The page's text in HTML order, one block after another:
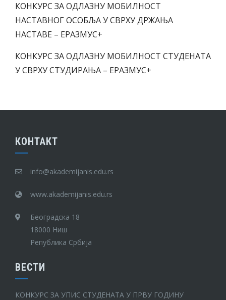
КОНКУРС ЗА ОДЛАЗНУ МОБИЛНОСТ
НАСТАВНОГ ОСОБЉА У СВРХУ ДРЖАЊА
НАСТАВЕ – ЕРАЗМУС+
КОНКУРС ЗА ОДЛАЗНУ МОБИЛНОСТ СТУДЕНАТА
У СВРХУ СТУДИРАЊА – ЕРАЗМУС+
КОНТАКТ
info@akademijanis.edu.rs
www.akademijanis.edu.rs
Београдска 18
18000 Ниш
Република Србија
ВЕСТИ
КОНКУРС ЗА УПИС СТУДЕНАТА У ПРВУ ГОДИНУ